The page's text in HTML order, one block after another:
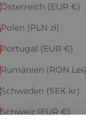
Österreich (EUR €)
Polen (PLN zł)
Portugal (EUR €)
Rumänien (RON Lei)
Schweden (SEK kr)
Schweiz (EUR €)